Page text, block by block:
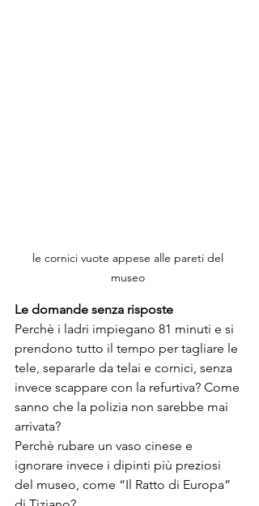
le cornici vuote appese alle pareti del
museo
Le domande senza risposte
Perchè i ladri impiegano 81 minuti e si
prendono tutto il tempo per tagliare le
tele, separarle da telai e cornici, senza
invece scappare con la refurtiva? Come
sanno che la polizia non sarebbe mai
arrivata?
Perchè rubare un vaso cinese e
ignorare invece i dipinti più preziosi
del museo, come “Il Ratto di Europa”